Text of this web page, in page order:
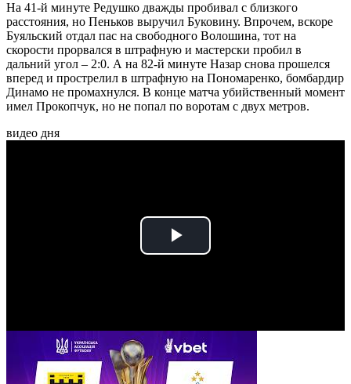
На 41-й минуте Редушко дважды пробивал с близкого
расстояния, но Пеньков выручил Буковину. Впрочем, вскоре
Буяльский отдал пас на свободного Волошина, тот на
скорости прорвался в штрафную и мастерски пробил в
дальний угол – 2:0. А на 82-й минуте Назар снова прошелся
вперед и прострелил в штрафную на Пономаренко, бомбардир
Динамо не промахнулся. В конце матча убийственный момент
имел Прокопчук, но не попал по воротам с двух метров.
видео дня
Play